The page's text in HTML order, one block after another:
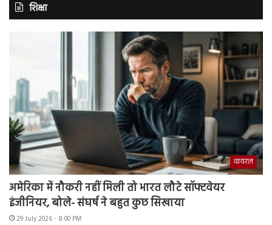
शिक्षा
वायरल
अमेरिका में नौकरी नहीं मिली तो भारत लौटे सॉफ्टवेयर
इंजीनियर, बोले- संघर्ष ने बहुत कुछ सिखाया
29 July 2026 - 8:00 PM